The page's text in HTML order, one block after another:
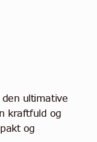
den ultimative
kraftfuld og
og